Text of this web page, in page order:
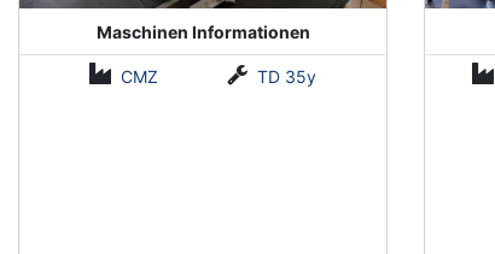
Maschinen Informationen
CMZ TD 35y